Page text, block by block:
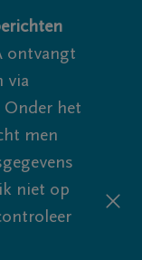
ontvangt
via
Onder het
men
niet op